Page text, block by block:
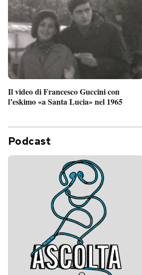
Il video di Francesco Guccini con
l’eskimo «a Santa Lucia» nel 1965
Podcast